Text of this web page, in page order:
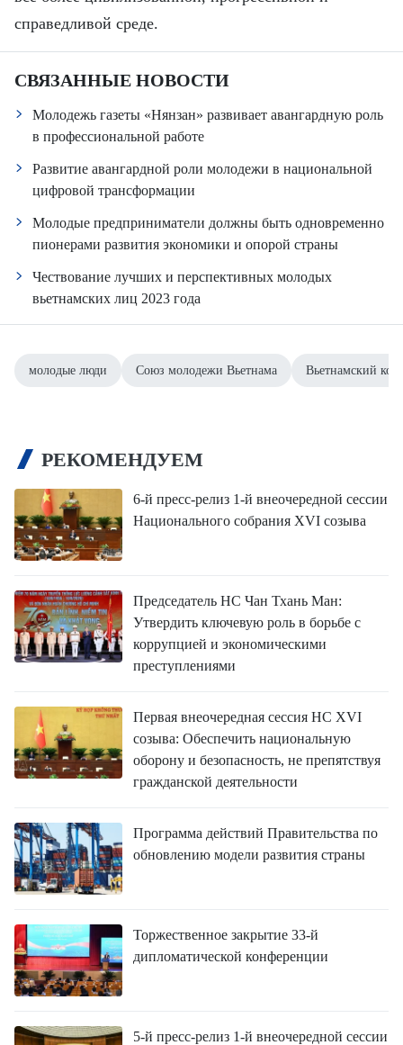
справедливой среде.
СВЯЗАННЫЕ НОВОСТИ
Молодежь газеты «Нянзан» развивает авангардную роль
в профессиональной работе
Развитие авангардной роли молодежи в национальной
цифровой трансформации
Молодые предприниматели должны быть одновременно
пионерами развития экономики и опорой страны
Чествование лучших и перспективных молодых
вьетнамских лиц 2023 года
молодые люди Союз молодежи Вьетнама Вьетнамский
РЕКОМЕНДУЕМ
6-й пресс-релиз 1-й внеочередной сессии
Национального собрания XVI созыва
Председатель НС Чан Тхань Ман:
Утвердить ключевую роль в борьбе с
коррупцией и экономическими
преступлениями
Первая внеочередная сессия НС XVI
созыва: Обеспечить национальную
оборону и безопасность, не препятствуя
гражданской деятельности
Программа действий Правительства по
обновлению модели развития страны
Торжественное закрытие 33-й
дипломатической конференции
5-й пресс-релиз 1-й внеочередной сессии